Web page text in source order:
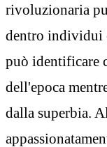
rivoluzionaria
dentro individui
può identificare
dell'epoca
dalla superbia.